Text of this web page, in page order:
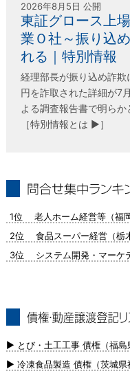
2026年8月5日 公開
東証グロース上
業Ｏ社～振り込
れる｜特別情報
経理部長が振り込め詐
円を詐取された詳細が7
よる調査報告書で明ら
［特別情報とは ▶］
1位 老人ホーム経営等（福岡
2位 食品スーパー経営（栃
3位 システム開発・マーケ
新）
▶ とび・土工工事 債権（福島
▶ 冷凍食品製造 債権（茨城県